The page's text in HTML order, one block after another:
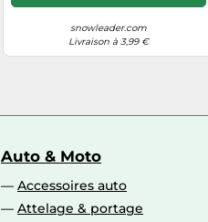
snowleader.com
Livraison à 3,99 €
Auto & Moto
Accessoires auto
Attelage & portage